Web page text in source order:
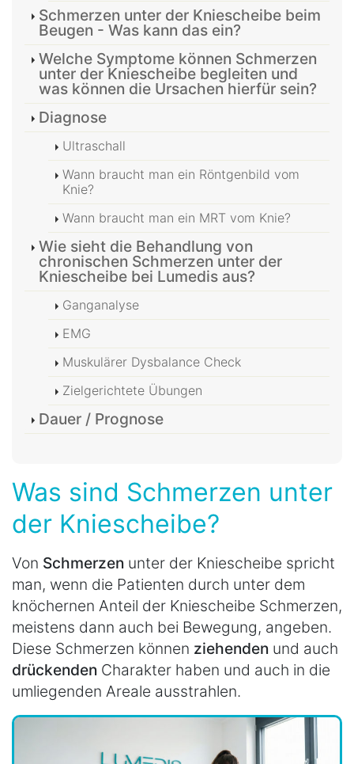
Schmerzen unter der Kniescheibe beim
Beugen - Was kann das ein?
Welche Symptome können Schmerzen
unter der Kniescheibe begleiten und
was können die Ursachen hierfür sein?
Diagnose
Ultraschall
Wann braucht man ein Röntgenbild vom
Knie?
Wann braucht man ein MRT vom Knie?
Wie sieht die Behandlung von
chronischen Schmerzen unter der
Kniescheibe bei Lumedis aus?
Ganganalyse
EMG
Muskulärer Dysbalance Check
Zielgerichtete Übungen
Dauer / Prognose
Was sind Schmerzen unter
der Kniescheibe?
Von Schmerzen unter der Kniescheibe spricht
man, wenn die Patienten durch unter dem
knöchernen Anteil der Kniescheibe Schmerzen,
meistens dann auch bei Bewegung, angeben.
Diese Schmerzen können ziehenden und auch
drückenden Charakter haben und auch in die
umliegenden Areale ausstrahlen.